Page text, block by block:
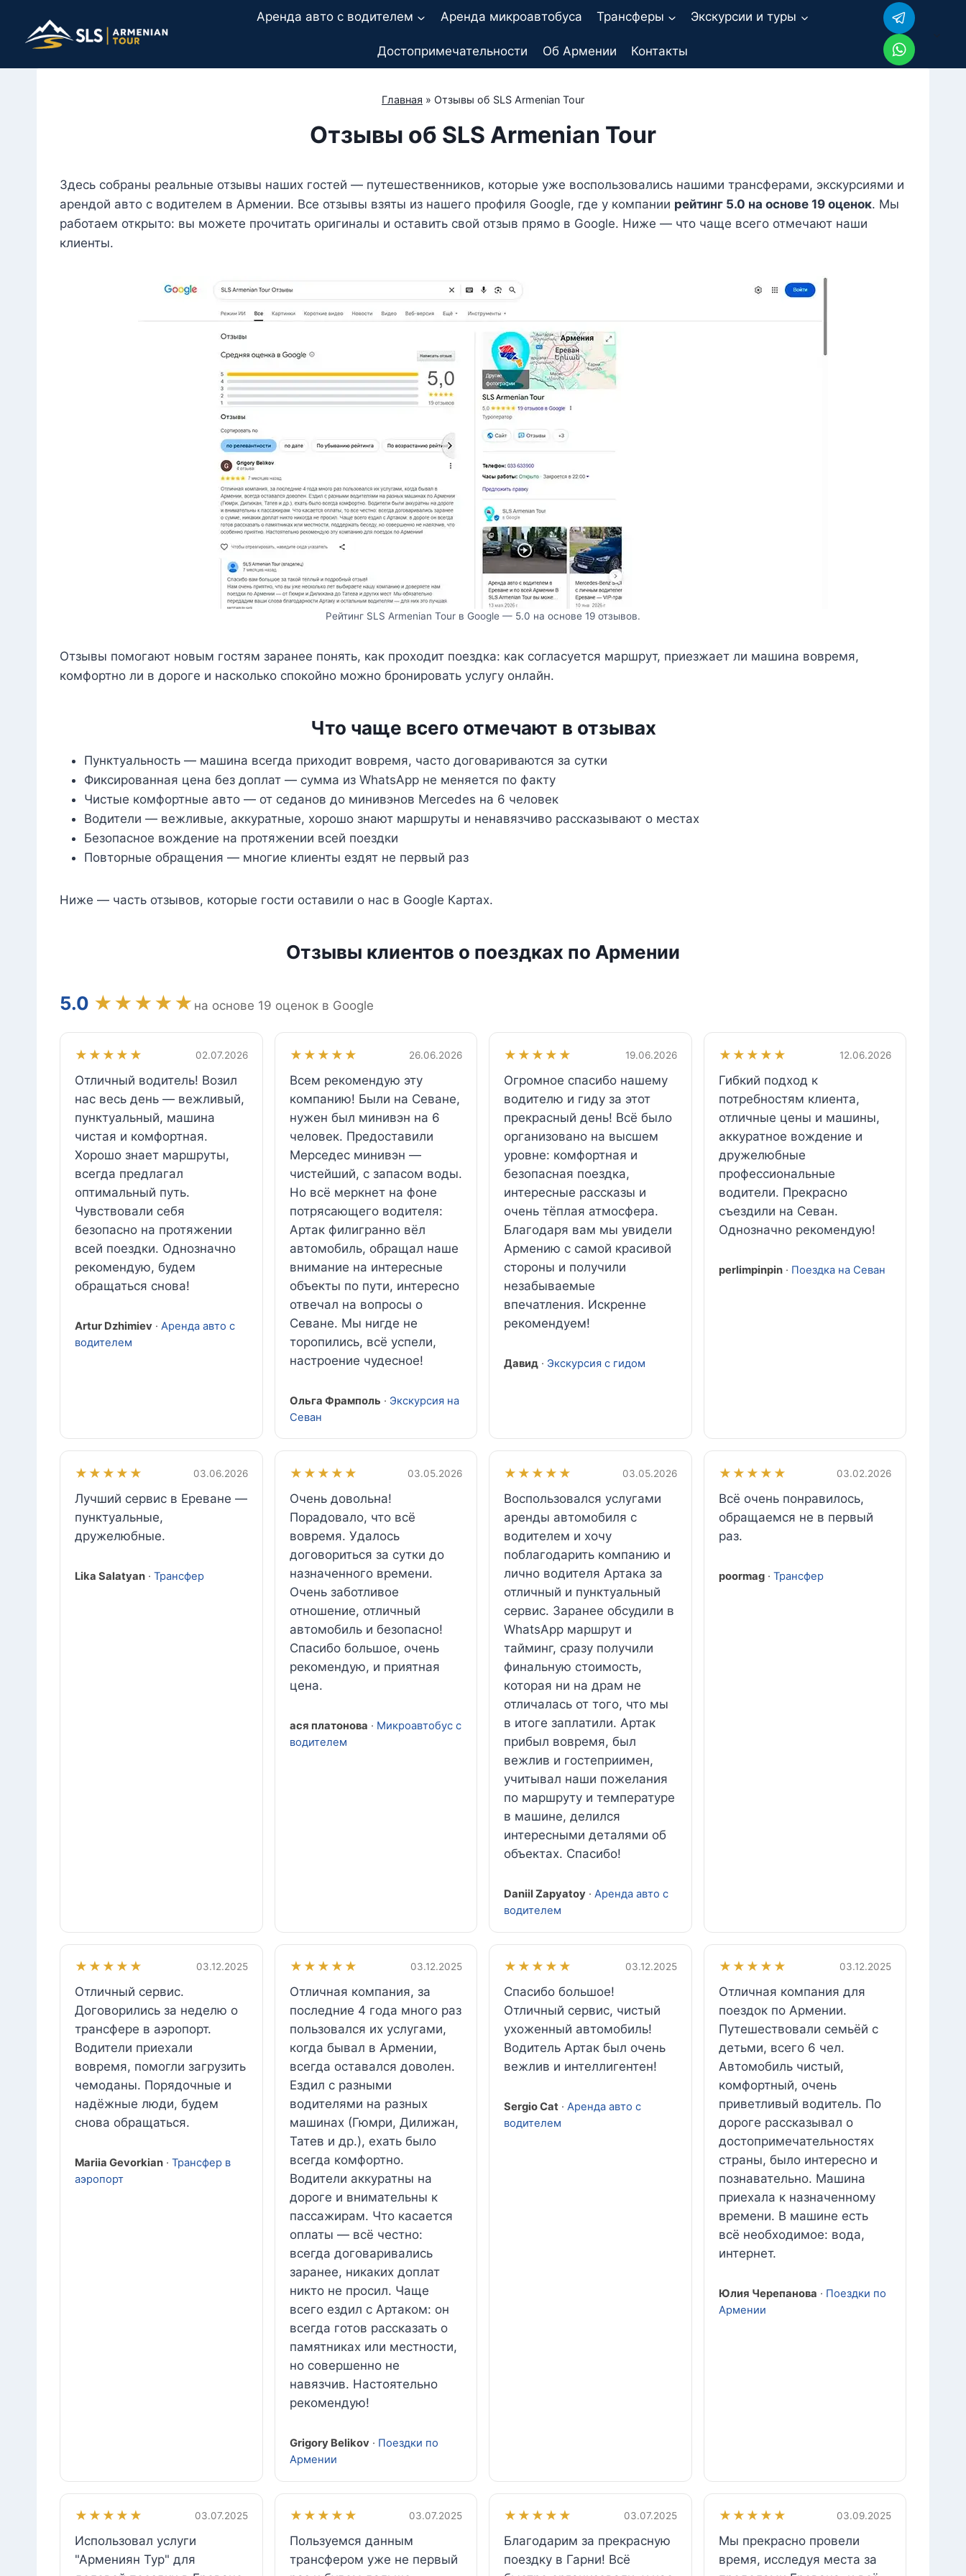
содержимому
Аренда авто с водителем Аренда микроавтобуса Трансферы Экскурсии и туры
Достопримечательности Об Армении Контакты
Главная » Отзывы об SLS Armenian Tour
Отзывы об SLS Armenian Tour
Здесь собраны реальные отзывы наших гостей — путешественников, которые уже воспользовались нашими трансферами, экскурсиями и
арендой авто с водителем в Армении. Все отзывы взяты из нашего профиля Google, где у компании рейтинг 5.0 на основе 19 оценок. Мы
работаем открыто: вы можете прочитать оригиналы и оставить свой отзыв прямо в Google. Ниже — что чаще всего отмечают наши
клиенты.
Рейтинг SLS Armenian Tour в Google — 5.0 на основе 19 отзывов.
Отзывы помогают новым гостям заранее понять, как проходит поездка: как согласуется маршрут, приезжает ли машина вовремя,
комфортно ли в дороге и насколько спокойно можно бронировать услугу онлайн.
Что чаще всего отмечают в отзывах
Пунктуальность — машина всегда приходит вовремя, часто договариваются за сутки
Фиксированная цена без доплат — сумма из WhatsApp не меняется по факту
Чистые комфортные авто — от седанов до минивэнов Mercedes на 6 человек
Водители — вежливые, аккуратные, хорошо знают маршруты и ненавязчиво рассказывают о местах
Безопасное вождение на протяжении всей поездки
Повторные обращения — многие клиенты ездят не первый раз
Ниже — часть отзывов, которые гости оставили о нас в Google Картах.
Отзывы клиентов о поездках по Армении
5.0 ★★★★★ на основе 19 оценок в Google
★★★★★ 02.07.2026
Отличный водитель! Возил
нас весь день — вежливый,
пунктуальный, машина
чистая и комфортная.
Хорошо знает маршруты,
всегда предлагал
оптимальный путь.
Чувствовали себя
безопасно на протяжении
всей поездки. Однозначно
рекомендую, будем
обращаться снова!
Artur Dzhimiev · Аренда авто с
водителем
★★★★★ 26.06.2026
Всем рекомендую эту
компанию! Были на Севане,
нужен был минивэн на 6
человек. Предоставили
Мерседес минивэн —
чистейший, с запасом воды.
Но всё меркнет на фоне
потрясающего водителя:
Артак филигранно вёл
автомобиль, обращал наше
внимание на интересные
объекты по пути, интересно
отвечал на вопросы о
Севане. Мы нигде не
торопились, всё успели,
настроение чудесное!
Ольга Фрамполь · Экскурсия на
Севан
★★★★★ 19.06.2026
Огромное спасибо нашему
водителю и гиду за этот
прекрасный день! Всё было
организовано на высшем
уровне: комфортная и
безопасная поездка,
интересные рассказы и
очень тёплая атмосфера.
Благодаря вам мы увидели
Армению с самой красивой
стороны и получили
незабываемые
впечатления. Искренне
рекомендуем!
Давид · Экскурсия с гидом
★★★★★ 12.06.2026
Гибкий подход к
потребностям клиента,
отличные цены и машины,
аккуратное вождение и
дружелюбные
профессиональные
водители. Прекрасно
съездили на Севан.
Однозначно рекомендую!
perlimpinpin· Поездка на Севан
★★★★★ 03.06.2026
Лучший сервис в Ереване —
пунктуальные,
дружелюбные.
Lika Salatyan · Трансфер
★★★★★ 03.05.2026
Очень довольна!
Порадовало, что всё
вовремя. Удалось
договориться за сутки до
назначенного времени.
Очень заботливое
отношение, отличный
автомобиль и безопасно!
Спасибо большое, очень
рекомендую, и приятная
цена.
ася платонова · Микроавтобус с
водителем
★★★★★ 03.05.2026
Воспользовался услугами
аренды автомобиля с
водителем и хочу
поблагодарить компанию и
лично водителя Артака за
отличный и пунктуальный
сервис. Заранее обсудили в
WhatsApp маршрут и
тайминг, сразу получили
финальную стоимость,
которая ни на драм не
отличалась от того, что мы
в итоге заплатили. Артак
прибыл вовремя, был
вежлив и гостеприимен,
учитывал наши пожелания
по маршруту и температуре
в машине, делился
интересными деталями об
объектах. Спасибо!
Daniil Zapyatoy · Аренда авто с
водителем
★★★★★ 03.02.2026
Всё очень понравилось,
обращаемся не в первый
раз.
poormag· Трансфер
★★★★★ 03.12.2025
Отличный сервис.
Договорились за неделю о
трансфере в аэропорт.
Водители приехали
вовремя, помогли загрузить
чемоданы. Порядочные и
надёжные люди, будем
снова обращаться.
Mariia Gevorkian · Трансфер в
аэропорт
★★★★★ 03.12.2025
Отличная компания, за
последние 4 года много раз
пользовался их услугами,
когда бывал в Армении,
всегда оставался доволен.
Ездил с разными
водителями на разных
машинах (Гюмри, Дилижан,
Татев и др.), ехать было
всегда комфортно.
Водители аккуратны на
дороге и внимательны к
пассажирам. Что касается
оплаты — всё честно:
всегда договаривались
заранее, никаких доплат
никто не просил. Чаще
всего ездил с Артаком: он
всегда готов рассказать о
памятниках или местности,
но совершенно не
навязчив. Настоятельно
рекомендую!
Grigory Belikov· Поездки по
Армении
★★★★★ 03.12.2025
Спасибо большое!
Отличный сервис, чистый
ухоженный автомобиль!
Водитель Артак был очень
вежлив и интеллигентен!
Sergio Cat · Аренда авто с
водителем
★★★★★ 03.12.2025
Отличная компания для
поездок по Армении.
Путешествовали семьёй с
детьми, всего 6 чел.
Автомобиль чистый,
комфортный, очень
приветливый водитель. По
дороге рассказывал о
достопримечательностях
страны, было интересно и
познавательно. Машина
приехала к назначенному
времени. В машине есть
всё необходимое: вода,
интернет.
Юлия Черепанова · Поездки по
Армении
★★★★★ 03.07.2025
Использовал услуги
"Армениян Тур" для
★★★★★ 03.07.2025
Пользуемся данным
трансфером уже не первый
★★★★★ 03.07.2025
Благодарим за прекрасную
поездку в Гарни! Всё
★★★★★ 03.09.2025
Мы прекрасно провели
время, исследуя места за